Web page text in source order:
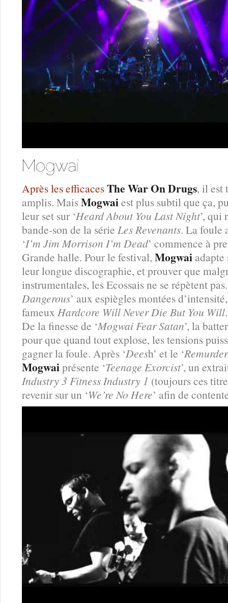
Après les efficacesThe War On Drugs, il est
amplis. MaisMogwaiest plus subtil que ça,
leur set sur ‘Heard About You Last Night’, qui
bande-son de la série Les Revenants. La foule
‘I’m Jim Morrison I’m Dead’ commence à
Grande halle. Pour le festival, Mogwai
leur longue discographie, et prouver que
instrumentales, les Ecossais ne se répètent
Dangerous’ aux espiègles montées
fameux Hardcore Will Never Die But You Will.
De la finesse de ‘Mogwai Fear Satan’, la
pour que quand tout explose, les tensions
gagner la foule. Après ‘Deesh’ et le ‘
Mogwaiprésente ‘Teenage Exorcist’, un
Industry 3 Fitness Industry 1 (toujours ces
revenir sur un ‘We’re No Here’ afin de